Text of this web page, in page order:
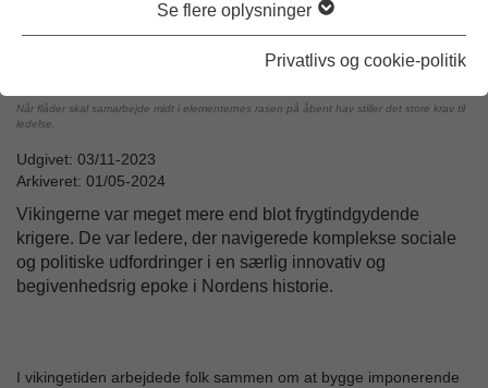
Se flere oplysninger
Privatlivs og cookie-politik
Når flåder skal samarbejde midt i elementernes rasen på åbent hav stiller det store krav til
ledelse.
Udgivet: 03/11-2023
Arkiveret: 01/05-2024
Vikingerne var meget mere end blot frygtindgydende
krigere. De var ledere, der navigerede komplekse sociale
og politiske udfordringer i en særlig innovativ og
begivenhedsrig epoke i Nordens historie.
I vikingetiden arbejdede folk sammen om at bygge imponerende